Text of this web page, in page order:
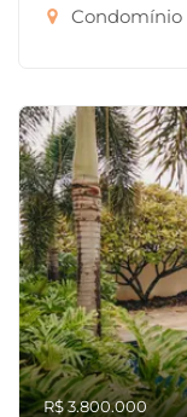
Condomínio
R$ 3.800.000